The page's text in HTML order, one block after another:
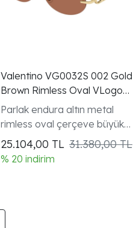
Valentino VG0032S 002 Gold
Brown Rimless Oval VLogo
Gunes Gozlugu
Parlak endura altın metal
rimless oval çerçeve büyük
VLogo
25.104,00 TL 31.380,00 TL
% 20 indirim